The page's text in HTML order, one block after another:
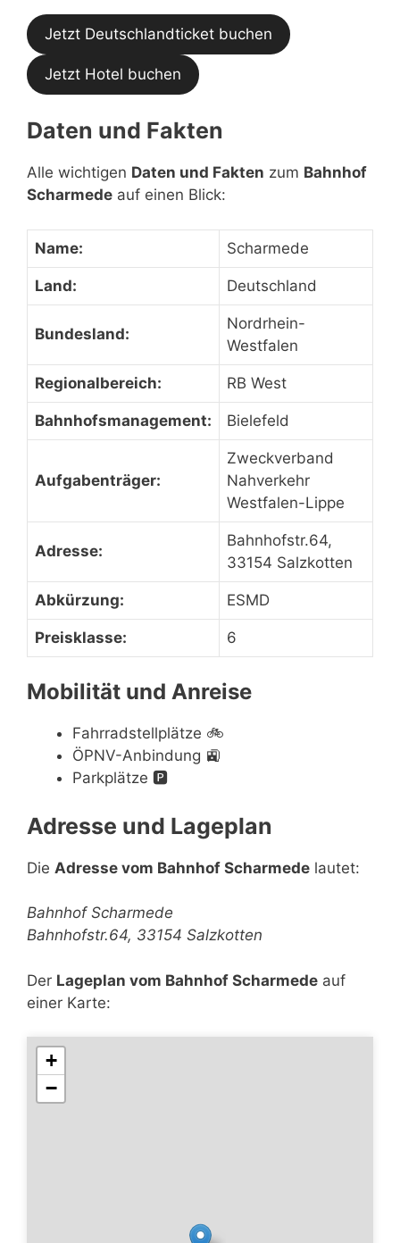
Jetzt Deutschlandticket buchen
Jetzt Hotel buchen
Daten und Fakten
Alle wichtigen Daten und Fakten zum Bahnhof
Scharmede auf einen Blick:
Name: Scharmede
Land: Deutschland
Bundesland:
Nordrhein-
Westfalen
Regionalbereich: RB West
Bahnhofsmanagement: Bielefeld
Aufgabenträger:
Zweckverband
Nahverkehr
Westfalen-Lippe
Adresse:
Bahnhofstr.64,
33154 Salzkotten
Abkürzung: ESMD
Preisklasse: 6
Mobilität und Anreise
Fahrradstellplätze 🚲
ÖPNV-Anbindung 🚉
Parkplätze 🅿️
Adresse und Lageplan
Die Adresse vom Bahnhof Scharmede lautet:
Bahnhof Scharmede
Bahnhofstr.64, 33154 Salzkotten
Der Lageplan vom Bahnhof Scharmede auf
einer Karte:
+
−